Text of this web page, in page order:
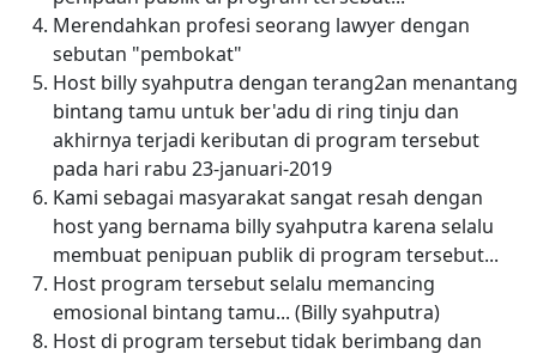
Merendahkan profesi seorang lawyer dengan
sebutan "pembokat"
Host billy syahputra dengan terang2an menantang
bintang tamu untuk ber'adu di ring tinju dan
akhirnya terjadi keributan di program tersebut
pada hari rabu 23-januari-2019
Kami sebagai masyarakat sangat resah dengan
host yang bernama billy syahputra karena selalu
membuat penipuan publik di program tersebut...
Host program tersebut selalu memancing
emosional bintang tamu... (Billy syahputra)
Host di program tersebut tidak berimbang dan